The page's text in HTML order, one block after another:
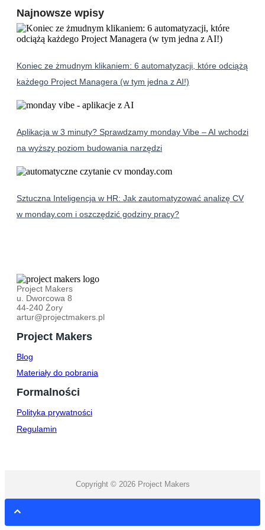
Najnowsze wpisy
Koniec ze żmudnym klikaniem: 6 automatyzacji, które odciążą
każdego Project Managera (w tym jedna z AI!)
Aplikacja w 3 minuty? Sprawdzamy monday Vibe – AI wchodzi
na wyższy poziom budowania narzędzi
Sztuczna Inteligencja w HR: Jak zautomatyzować analizę CV
w monday.com i oszczędzić godziny pracy?
Project Makers
u. Dworcowa 8
44-240 Żory
artur@projectmakers.pl
Project Makers
Blog
Materiały do pobrania
Formalności
Polityka prywatności
Regulamin
Copyright © 2026 Project Makers